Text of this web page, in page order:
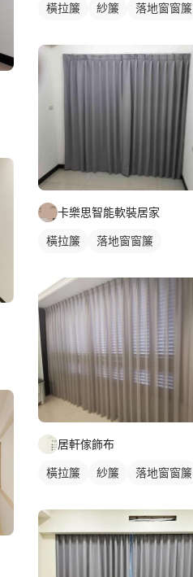
橫拉簾 紗簾 落地窗窗簾
卡樂思智能軟裝居家
橫拉簾 落地窗窗簾
居軒傢飾布
橫拉簾 紗簾 落地窗窗簾